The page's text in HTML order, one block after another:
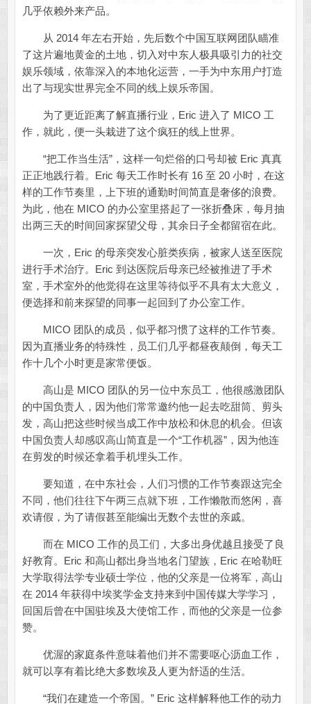
几乎依赖外来产品。
从 2014 年左右开始，先后数个中国互联网团队瞄准
了这片遍地黄金的土地，切入对中东人极具吸引力的社交
娱乐领域，依靠深入的本地化运营，一手为中东用户打造
出了与现实世界完全不同的线上娱乐帝国。
为了更近距离了解直播行业，Eric 进入了 MICO 工
作，就此，便一头栽进了这个疯狂的线上世界。
“把工作当生活”，这样一句烂俗的口号却被 Eric 真真
正正地践行着。Eric 每天工作时长有 16 至 20 小时，在这
样的工作节奏里，上下班的通勤时间简直是奢侈的浪费。
为此，他在 MICO 的办公室里搭起了一张折叠床，每月抽
出两三天的时间回家探望父母，其余日子全都留宿在此。
一次，Eric 的母亲突发心脏类疾病，被家人送至医院
进行手术治疗。Eric 到达医院后母亲已经被推进了手术
室，手术室外的他觉得在这里等待似乎不具有太大意义，
便选择和前来探望的同事一起回到了办公室工作。
MICO 团队的成员，似乎都习惯了这样的工作节奏。
因为直播业务的特殊性，员工们几乎都昼夜颠倒，每天工
作十几个小时更是家常便饭。
高山是 MICO 团队的另一位中东员工，他很感激团队
的中国负责人，因为他们常常邀约他一起去吃甜筒、剪头
发，高山把这些时候当成工作中放松和休息的机会。但该
中国负责人却感叹高山简直是一个“工作机器”，因为他连
在剪发的时候还拿着手机埋头工作。
要知道，在中东社会，人们习惯的工作节奏跟这完全
不同，他们往往下午两三点就下班，工作懒散而悠闲，喜
欢请假，为了请假甚至能编出无数个去世的亲戚。
而在 MICO 工作的员工们，大多出身优越且接受了良
好教育。Eric 和高山都出身当地名门望族，Eric 在哈勒旺
大学取得法学专业硕士学位，他的父亲是一位将军，高山
在 2014 年获得中埃奖学金支持来到中国传媒大学学习，
回国后曾在中国驻埃及大使馆工作，而他的父亲是一位参
赞。
优渥的家庭条件意味着他们并不需要呕心沥血工作，
就可以享有着比绝大多数埃及人更为舒适的生活。
“我们在建造一个帝国。” Eric 这样解释他工作的动力